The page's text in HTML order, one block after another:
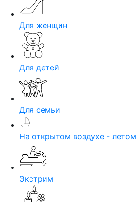
Для женщин
Для детей
Для семьи
На открытом воздухе - летом
Экстрим